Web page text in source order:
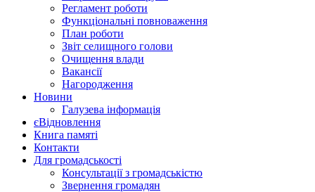
Регламент роботи
Функціональні повноваження
План роботи
Звіт селищного голови
Очищення влади
Вакансії
Нагородження
Новини
Галузева інформація
єВідновлення
Книга памяті
Контакти
Для громадськості
Консультації з громадськістю
Звернення громадян